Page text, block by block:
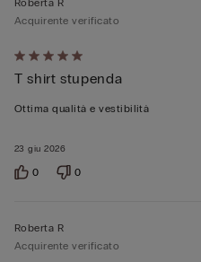
Valutato
5
su
23 giu 2026
Roberta R
Acquirente verificato
T shirt stupenda
Ottima qualità e vestibilità
0 0
Roberta R
Acquirente verificato